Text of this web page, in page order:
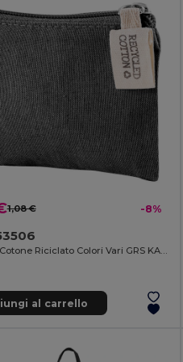
1,08 € -8%
Borsa in Cotone Riciclato Colori Vari GRS KALA
al carrello